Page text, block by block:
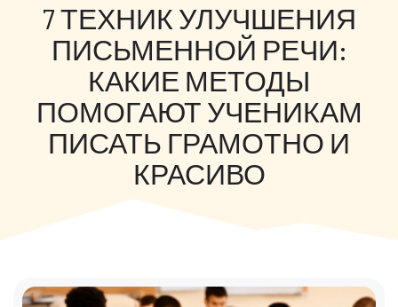
7 ТЕХНИК УЛУЧШЕНИЯ
ПИСЬМЕННОЙ РЕЧИ:
КАКИЕ МЕТОДЫ
ПОМОГАЮТ УЧЕНИКАМ
ПИСАТЬ ГРАМОТНО И
КРАСИВО